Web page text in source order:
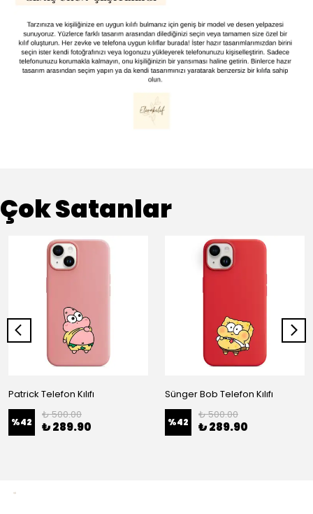
Çok Satanlar
Patrick Telefon Kılıfı
%42
₺ 500.00
₺ 289.90
Sünger Bob Telefon Kılıfı
%42
₺ 500.00
₺ 289.90